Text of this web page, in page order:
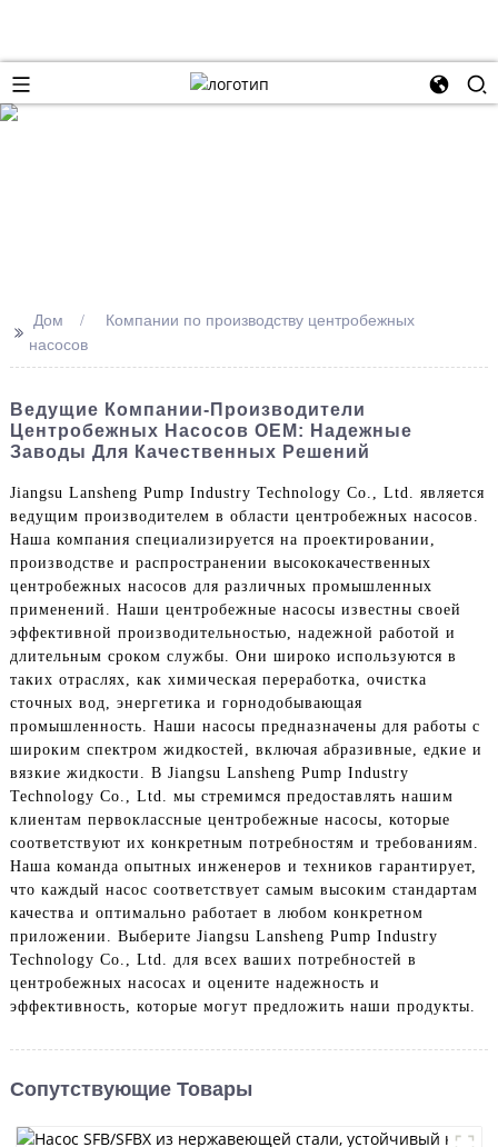
>> Дом
Компании по производству центробежных
насосов
Ведущие Компании-Производители
Центробежных Насосов OEM: Надежные
Заводы Для Качественных Решений
Jiangsu Lansheng Pump Industry Technology Co., Ltd. является
ведущим производителем в области центробежных насосов.
Наша компания специализируется на проектировании,
производстве и распространении высококачественных
центробежных насосов для различных промышленных
применений. Наши центробежные насосы известны своей
эффективной производительностью, надежной работой и
длительным сроком службы. Они широко используются в
таких отраслях, как химическая переработка, очистка
сточных вод, энергетика и горнодобывающая
промышленность. Наши насосы предназначены для работы с
широким спектром жидкостей, включая абразивные, едкие и
вязкие жидкости. В Jiangsu Lansheng Pump Industry
Technology Co., Ltd. мы стремимся предоставлять нашим
клиентам первоклассные центробежные насосы, которые
соответствуют их конкретным потребностям и требованиям.
Наша команда опытных инженеров и техников гарантирует,
что каждый насос соответствует самым высоким стандартам
качества и оптимально работает в любом конкретном
приложении. Выберите Jiangsu Lansheng Pump Industry
Technology Co., Ltd. для всех ваших потребностей в
центробежных насосах и оцените надежность и
эффективность, которые могут предложить наши продукты.
Сопутствующие Товары